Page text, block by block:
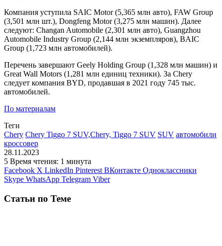
Компания уступила SAIC Motor (5,365 млн авто), FAW Group
(3,501 млн шт.), Dongfeng Motor (3,275 млн машин). Далее
следуют: Changan Automobile (2,301 млн авто), Guangzhou
Automobile Industry Group (2,144 млн экземпляров), BAIC
Group (1,723 млн автомобилей).
Перечень завершают Geely Holding Group (1,328 млн машин) и
Great Wall Motors (1,281 млн единиц техники). За Chery
следует компания BYD, продавшая в 2021 году 745 тыс.
автомобилей.
По материалам
Теги
Chery Chery Tiggo 7 SUV,Chery, Tiggo 7 SUV SUV автомобили
кроссовер
28.11.2023
5 Время чтения: 1 минута
Facebook X LinkedIn Pinterest ВКонтакте Одноклассники
Skype WhatsApp Telegram Viber
Статьи по Теме